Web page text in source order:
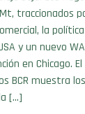
la
y un nuevo
en Chicago. El
BCR muestra
[…]